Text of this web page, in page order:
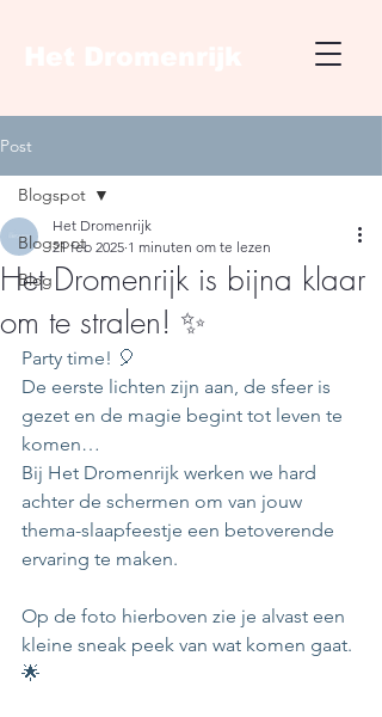
Post
Blogspot
Blog
Blogspot
Het Dromenrijk is bijna klaar
om te stralen! ✨
Het Dromenrijk
21 feb 2025 1 minuten om te lezen
Party time! 🎈
De eerste lichten zijn aan, de sfeer is
gezet en de magie begint tot leven te
komen…
Bij Het Dromenrijk werken we hard
achter de schermen om van jouw
thema-slaapfeestje een betoverende
ervaring te maken.
Op de foto hierboven zie je alvast een
kleine sneak peek van wat komen gaat.
🌟